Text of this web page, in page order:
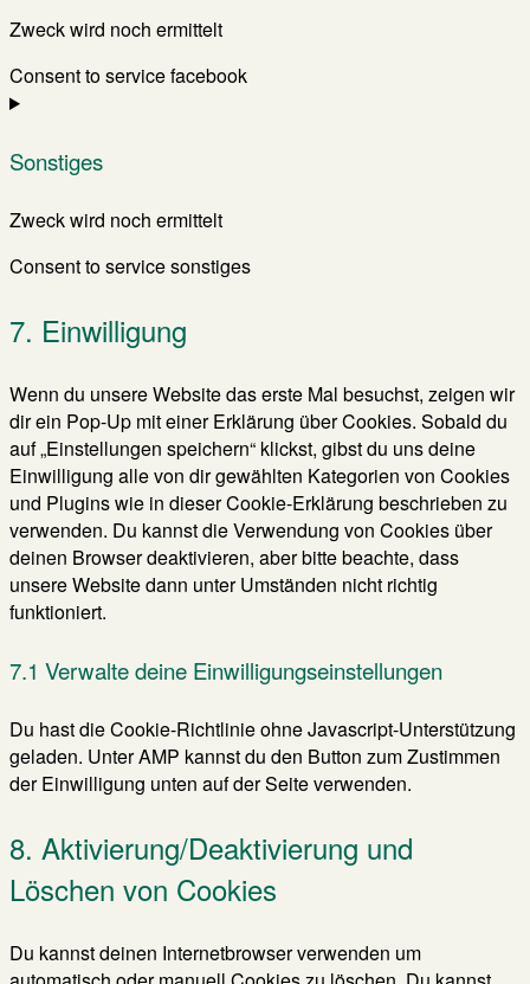
Zweck wird noch ermittelt
Consent to service facebook
Sonstiges
Zweck wird noch ermittelt
Consent to service sonstiges
7. Einwilligung
Wenn du unsere Website das erste Mal besuchst, zeigen wir
dir ein Pop-Up mit einer Erklärung über Cookies. Sobald du
auf „Einstellungen speichern“ klickst, gibst du uns deine
Einwilligung alle von dir gewählten Kategorien von Cookies
und Plugins wie in dieser Cookie-Erklärung beschrieben zu
verwenden. Du kannst die Verwendung von Cookies über
deinen Browser deaktivieren, aber bitte beachte, dass
unsere Website dann unter Umständen nicht richtig
funktioniert.
7.1 Verwalte deine Einwilligungseinstellungen
Du hast die Cookie-Richtlinie ohne Javascript-Unterstützung
geladen. Unter AMP kannst du den Button zum Zustimmen
der Einwilligung unten auf der Seite verwenden.
8. Aktivierung/Deaktivierung und
Löschen von Cookies
Du kannst deinen Internetbrowser verwenden um